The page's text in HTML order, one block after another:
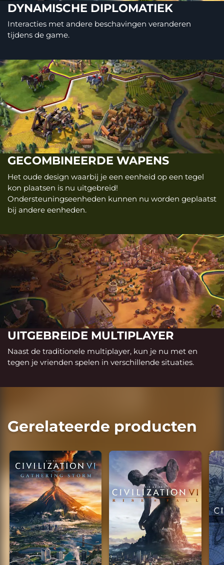
DYNAMISCHE DIPLOMATIEK
Interacties met andere beschavingen veranderen
tijdens de game.
GECOMBINEERDE WAPENS
Het oude design waarbij je een eenheid op een tegel
kon plaatsen is nu uitgebreid!
Ondersteuningseenheden kunnen nu worden geplaatst
bij andere eenheden.
UITGEBREIDE MULTIPLAYER
Naast de traditionele multiplayer, kun je nu met en
tegen je vrienden spelen in verschillende situaties.
Gerelateerde producten